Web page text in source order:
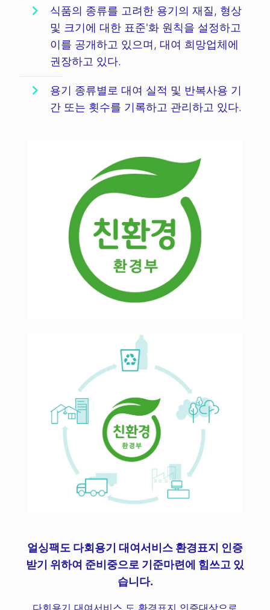
식품의 종류를 고려한 용기의 재질, 형상
및 크기에 대한 표준'화 원칙을 설정하고
이를 공개하고 있으며, 대여 희망업체에
권장하고 있다.
용기 종류별로 대여 실적 및 반복사용 기
간 또는 횟수를 기록하고 관리하고 있다.
얼싱팩도 다회용기 대여서비스 환경표지 인증
받기 위하여 준비중으로 기준마련에 힘쓰고 있
습니다.
​다회용기 대여서비스 도 환경표지 인증대상으로